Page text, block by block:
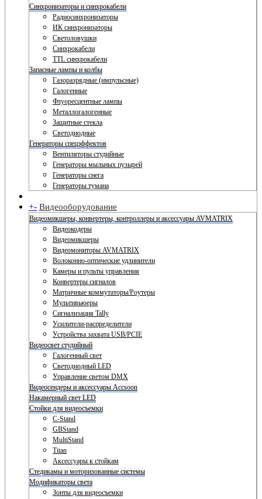
Синхронизаторы и синхрокабели
Радиосинхронизаторы
ИК синхронизаторы
Светоловушки
Синхрокабели
TTL синхрокабели
Запасные лампы и колбы
Газоразрядные (импульсные)
Галогенные
Флуоресцентные лампы
Металлогалогенные
Защитные стекла
Светодиодные
Генераторы спецэффектов
Вентиляторы студийные
Генераторы мыльных пузырей
Генераторы снега
Генераторы тумана
+- Видеооборудование
Видеомикшеры, конвертеры, контроллеры и аксессуары AVMATRIX
Видеокодеры
Видеомикшеры
Видеомониторы AVMATRIX
Волоконно-оптические удлинители
Камеры и пульты управления
Конвертеры сигналов
Матричные коммутаторы/Роутеры
Мультивьюеры
Сигнализация Tally
Усилители-распределители
Устройства захвата USB/PCIE
Видеосвет студийный
Галогенный свет
Светодиодный LED
Управление светом DMX
Видеосендеры и аксессуары Accsoon
Накамерный свет LED
Стойки для видеосъемки
C-Stand
GBStand
MultiStand
Titan
Аксессуары к стойкам
Стедикамы и моторизованные системы
Модификаторы света
Зонты для видеосъемки